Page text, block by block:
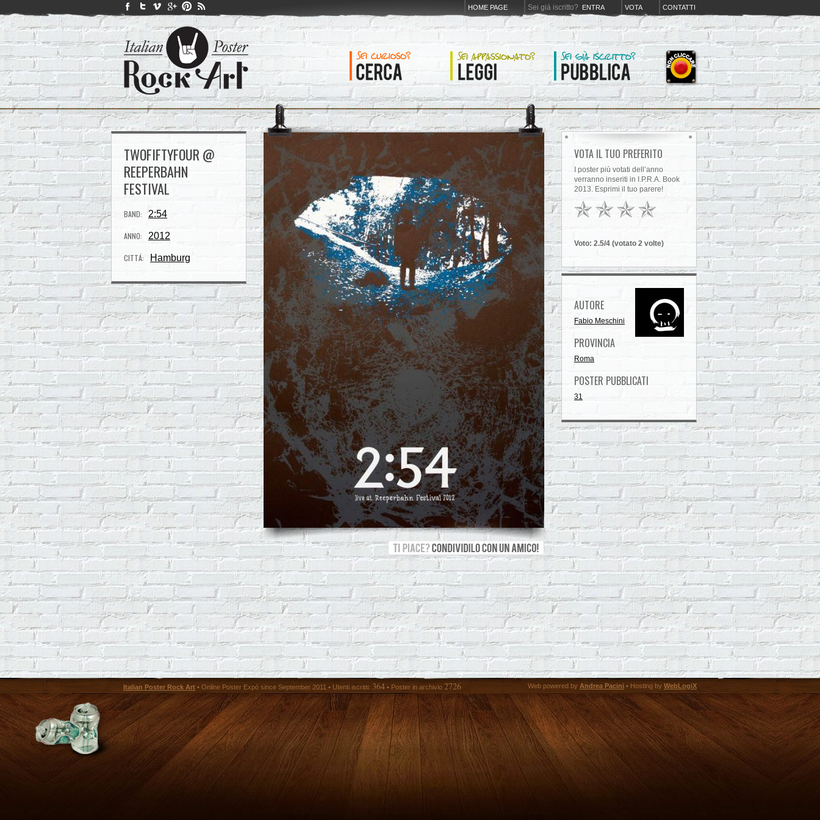
HOME PAGE Sei giá iscritto? ENTRA VOTA CONTATTI
TWOFIFTYFOUR @
REEPERBAHN
FESTIVAL
BAND: 2:54
ANNO: 2012
CITTÁ: Hamburg
VOTA IL TUO PREFERITO
I poster più votati dell’anno
verranno inseriti in I.P.R.A. Book
2013. Esprimi il tuo parere!
Voto: 2.5/4 (votato 2 volte)
AUTORE
Fabio Meschini
PROVINCIA
Roma
POSTER PUBBLICATI
31
Italian Poster Rock Art • Online Poster Expó since September 2011 • Utenti iscritti: 364 • Poster in archivio 2726 Web powered by Andrea Pacini • Hosting by WebLogiX